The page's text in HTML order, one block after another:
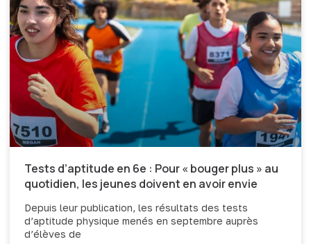
Tests d’aptitude en 6e : Pour « bouger plus » au
quotidien, les jeunes doivent en avoir envie
Depuis leur publication, les résultats des tests
d’aptitude physique menés en septembre auprès
d’élèves de